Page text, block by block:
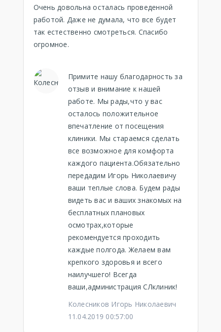
Очень довольна осталась проведенной
работой. Даже не думала, что все будет
так естественно смотреться. Спасибо
огромное.
Примите нашу благодарность за
отзыв и внимание к нашей
работе. Мы рады,что у вас
осталось положительное
впечатление от посещения
клиники. Мы стараемся сделать
все возможное для комфорта
каждого пациента.Обязательно
передадим Игорь Николаевичу
ваши теплые слова. Будем рады
видеть вас и ваших знакомых на
бесплатных плановых
осмотрах,которые
рекомендуется проходить
каждые полгода. Желаем вам
крепкого здоровья и всего
наилучшего! Всегда
ваши,администрация СЛклиник!
Колесников Игорь Николаевич
11.04.2019 00:57:00